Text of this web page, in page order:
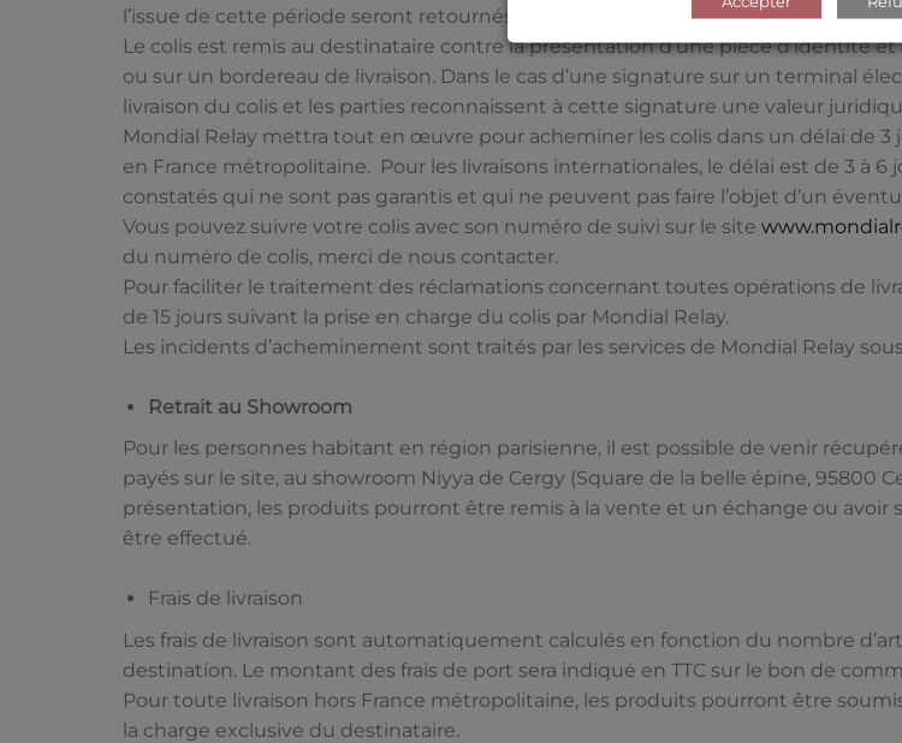
l’issue de cette période seront retournés à l’expéditeur via le Point Relais de
Le colis est remis au destinataire contre la présentation d’une pièce d’identité
ou sur un bordereau de livraison. Dans le cas d’une signature sur un terminal
livraison du colis et les parties reconnaissent à cette signature une valeur
Mondial Relay mettra tout en œuvre pour acheminer les colis dans un délai de 3
en France métropolitaine. Pour les livraisons internationales, le délai est de 3 à
constatés qui ne sont pas garantis et qui ne peuvent pas faire l’objet d’un
Vous pouvez suivre votre colis avec son numéro de suivi sur le site
du numéro de colis, merci de nous contacter.
Pour faciliter le traitement des réclamations concernant toutes opérations de
de 15 jours suivant la prise en charge du colis par Mondial Relay.
Les incidents d’acheminement sont traités par les services de Mondial Relay
Retrait au Showroom
Pour les personnes habitant en région parisienne, il est possible de venir
payés sur le site, au showroom Niyya de Cergy (Square de la belle épine, 95800
présentation, les produits pourront être remis à la vente et un échange ou
être effectué.
Frais de livraison
Les frais de livraison sont automatiquement calculés en fonction du nombre
destination. Le montant des frais de port sera indiqué en TTC sur le bon de
Pour toute livraison hors France métropolitaine, les produits pourront être
la charge exclusive du destinataire.